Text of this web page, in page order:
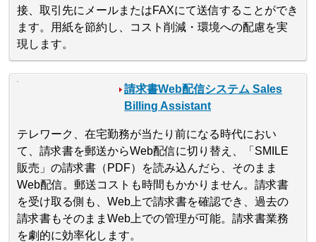
接、取引先にメールまたはFAXにて送信することができ
ます。用紙を節約し、コスト削減・環境への配慮を実
現します。
請求書Web配信システム Sales
Billing Assistant
テレワーク、在宅勤務が当たり前になる時代におい
て、請求書を郵送からWeb配信に切り替え、「SMILE
販売」の請求書（PDF）を読み込んだら、そのまま
Web配信。郵送コストも時間もかかりません。請求書
を受け取る側も、Web上で請求書を確認でき、過去の
請求書もそのままWeb上での管理が可能。請求書業務
を劇的に効率化します。